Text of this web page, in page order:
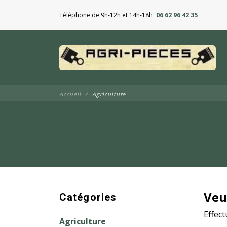
Téléphone de 9h-12h et 14h-18h 06 62 96 42 35
Accueil Agriculture
Catégories
Agriculture